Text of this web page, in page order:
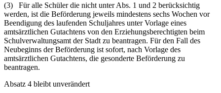
(3) Für alle Schüler die nicht unter Abs. 1 und 2 berücksichtig
werden, ist die Beförderung jeweils mindestens sechs Wochen vor
Beendigung des laufenden Schuljahres unter Vorlage eines
amtsärztlichen Gutachtens von den Erziehungsberechtigten beim
Schulverwaltungsamt der Stadt zu beantragen. Für den Fall des
Neubeginns der Beförderung ist sofort, nach Vorlage des
amtsärztlichen Gutachtens, die gesonderte Beförderung zu
beantragen.
Absatz 4 bleibt unverändert